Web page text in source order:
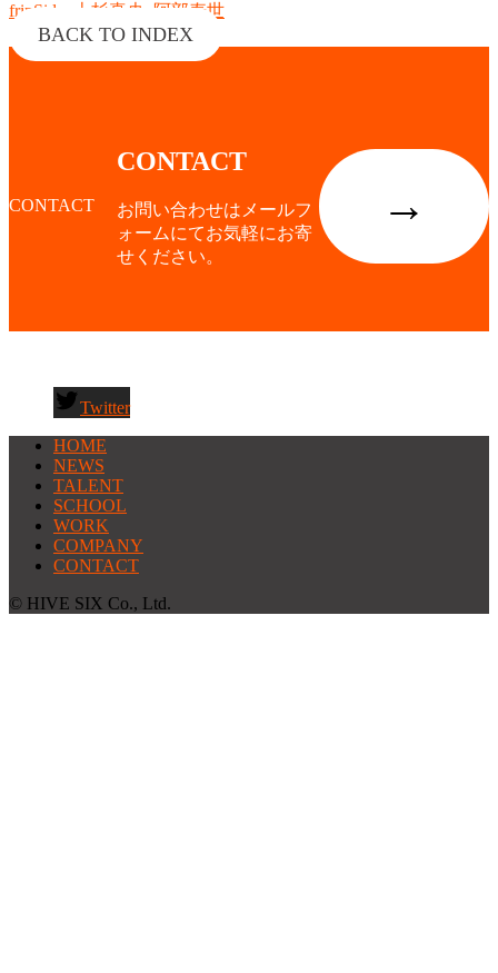
fripSide 上杉真央 阿部寿世
BACK TO INDEX
CONTACT
CONTACT
お問い合わせはメールフ
ォームにてお気軽にお寄
せください。
→
Twitter
HOME
NEWS
TALENT
SCHOOL
WORK
COMPANY
CONTACT
© HIVE SIX Co., Ltd.